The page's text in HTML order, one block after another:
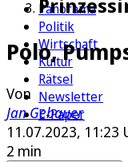
Panorama
Politik
Wirtschaft
Kultur
Rätsel
Newsletter
E-Paper
Polo,
Von
Jan Gebauer
11.07.2023, 11:23
2 min